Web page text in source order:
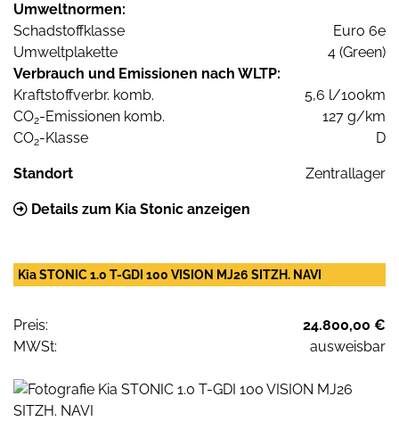
Umweltnormen:
Schadstoffklasse
Euro 6e
Umweltplakette
4 (Green)
Verbrauch und Emissionen nach WLTP:
Kraftstoffverbr. komb.
5,6 l/100km
CO2-Emissionen komb.
127 g/km
CO2-Klasse D
Standort Zentrallager
Details zum Kia Stonic anzeigen
Kia STONIC 1.0 T-GDI 100 VISION MJ26 SITZH. NAVI
Preis:
24.800,00 €
MWSt:
ausweisbar